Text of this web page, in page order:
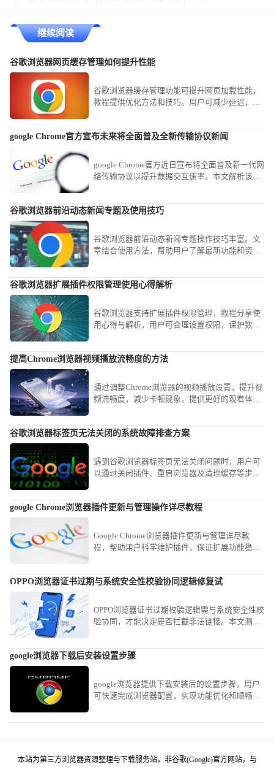
继续阅读
谷歌浏览器网页缓存管理如何提升性能
谷歌浏览器缓存管理功能可提升网页加载性能，
教程提供优化方法和技巧。用户可减少延迟，实
google Chrome官方宣布未来将全面普及全新传输协议新闻
google Chrome官方近日宣布将全面普及新一代网
络传输协议以提升数据交互速率。本文解析该新
谷歌浏览器前沿动态新闻专题及使用技巧
谷歌浏览器前沿动态新闻专题操作技巧丰富。文
章结合使用方法，帮助用户了解最新功能和资
谷歌浏览器扩展插件权限管理使用心得解析
谷歌浏览器支持扩展插件权限管理，教程分享使
用心得与解析，用户可合理设置权限，保护数据
提高Chrome浏览器视频播放流畅度的方法
通过调整Chrome浏览器的视频播放设置，提升视
频流畅度，减少卡顿现象，提供更好的观看体
谷歌浏览器标签页无法关闭的系统故障排查方案
遇到谷歌浏览器标签页无法关闭问题时，用户可
以通过关闭插件、重启浏览器及清理缓存等步骤
google Chrome浏览器插件更新与管理操作详尽教程
Google Chrome浏览器插件更新与管理详尽教
程，帮助用户科学维护插件，保证扩展功能稳定
OPPO浏览器证书过期与系统安全性校验协同逻辑修复试
OPPO浏览器证书过期校验逻辑需与系统安全性校
验协同，才能决定是否拦截非法链接。本文测试
豁免协同逻辑进行合规连接。
google浏览器下载后安装设置步骤
google浏览器提供下载安装后的设置步骤，用户
可快速完成浏览器配置，实现功能优化和顺畅使
本站为第三方浏览器资源整理与下载服务站，非谷歌(Google)官方网站，与